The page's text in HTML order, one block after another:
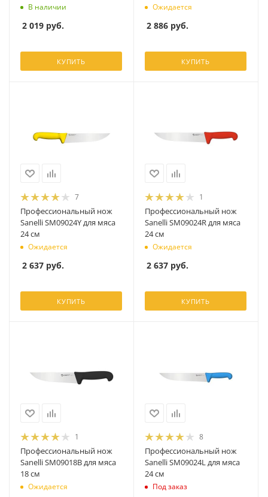
В наличии
2 019 руб.
КУПИТЬ
Ожидается
2 886 руб.
КУПИТЬ
7
Профессиональный нож
Sanelli SM09024Y для мяса
24 см
Ожидается
2 637 руб.
КУПИТЬ
1
Профессиональный нож
Sanelli SM09024R для мяса
24 см
Ожидается
2 637 руб.
КУПИТЬ
1
Профессиональный нож
Sanelli SM09018B для мяса
18 см
Ожидается
8
Профессиональный нож
Sanelli SM09024L для мяса
24 см
Под заказ